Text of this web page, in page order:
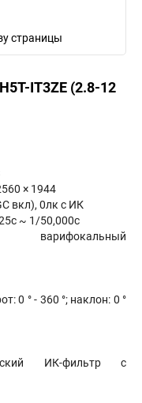
страницы
IT3ZE (2.8-12
× 1944
вкл), 0лк с ИК
~ 1/50,000с
варифокальный
0 ° - 360 °; наклон: 0 °
ИК-фильтр с